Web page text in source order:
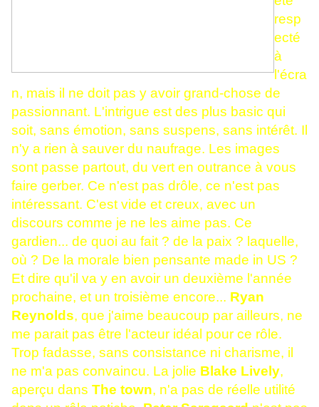
resp
ecté
à
l'écra
n, mais il ne doit pas y avoir grand-chose de
passionnant. L'intrigue est des plus basic qui
soit, sans émotion, sans suspens, sans intérêt. Il
n'y a rien à sauver du naufrage. Les images
sont passe partout, du vert en outrance à vous
faire gerber. Ce n'est pas drôle, ce n'est pas
intéressant. C'est vide et creux, avec un
discours comme je ne les aime pas. Ce
gardien... de quoi au fait ? de la paix ? laquelle,
où ? De la morale bien pensante made in US ?
Et dire qu'il va y en avoir un deuxième l'année
prochaine, et un troisième encore... Ryan
Reynolds, que j'aime beaucoup par ailleurs, ne
me parait pas être l'acteur idéal pour ce rôle.
Trop fadasse, sans consistance ni charisme, il
ne m'a pas convaincu. La jolie Blake Lively,
aperçu dans The town, n'a pas de réelle utilité